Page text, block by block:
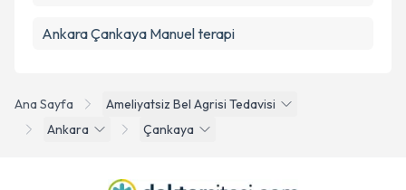
Ana Sayfa
Ameliyatsiz Bel Agrisi Tedavisi
Ankara
Çankaya
Ankara Çankaya Manuel terapi